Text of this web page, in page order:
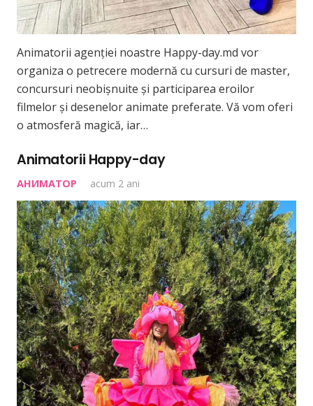
Animatorii agenției noastre Happy-day.md vor
organiza o petrecere modernă cu cursuri de master,
concursuri neobișnuite și participarea eroilor
filmelor și desenelor animate preferate. Vă vom oferi
o atmosferă magică, iar…
Animatorii Happy-day
АНИМАТОР acum 2 ani